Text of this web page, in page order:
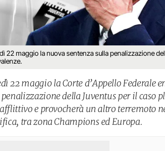
22 maggio la nuova sentenza sulla penalizzazione
22 maggio la Corte d’Appello Federale
della Juventus per il caso
e provocherà un altro terremoto
tra zona Champions ed Europa.